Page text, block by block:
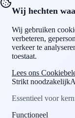
Wij hechten
Wij gebruiken
verbeteren,
verkeer te
toestaat.
Lees ons
Strikt noodzakelijk
Essentieel voor
Functioneel